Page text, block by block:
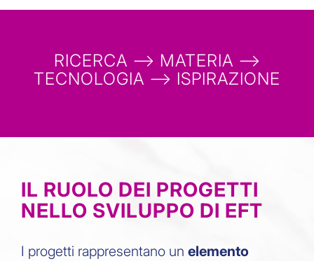
RICERCA ⟶ MATERIA ⟶
TECNOLOGIA ⟶ ISPIRAZIONE
IL RUOLO DEI PROGETTI
NELLO SVILUPPO DI EFT
I progetti rappresentano un elemento